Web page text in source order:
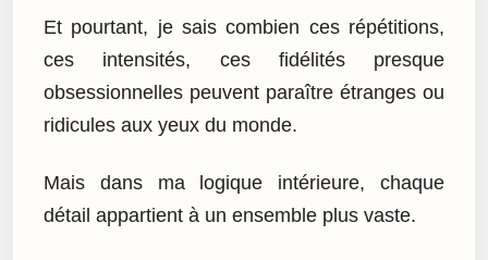
Et pourtant, je sais combien ces répétitions,
ces intensités, ces fidélités presque
obsessionnelles peuvent paraître étranges ou
ridicules aux yeux du monde.
Mais dans ma logique intérieure, chaque
détail appartient à un ensemble plus vaste.